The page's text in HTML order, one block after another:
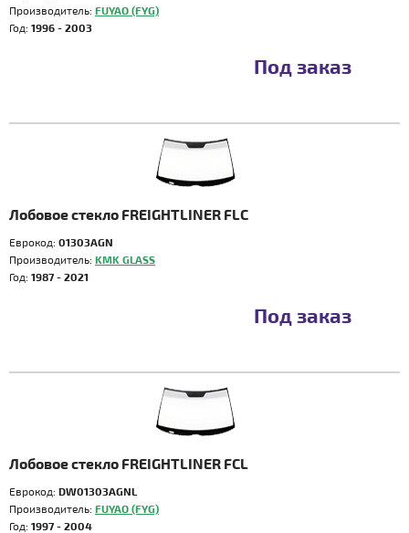
Производитель: FUYAO (FYG)
Год: 1996 - 2003
Под заказ
Лобовое стекло FREIGHTLINER FLC
Еврокод: 01303AGN
Производитель: KMK GLASS
Год: 1987 - 2021
Под заказ
Лобовое стекло FREIGHTLINER FCL
Еврокод: DW01303AGNL
Производитель: FUYAO (FYG)
Год: 1997 - 2004